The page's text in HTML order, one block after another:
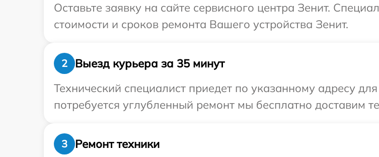
Оставьте заявку на сайте сервисного центра Зенит.
стоимости и сроков ремонта Вашего устройства Зенит.
2
Выезд курьера за 35 минут
Технический специалист приедет по указанному адресу
потребуется углубленный ремонт мы бесплатно доставим
3
Ремонт техники